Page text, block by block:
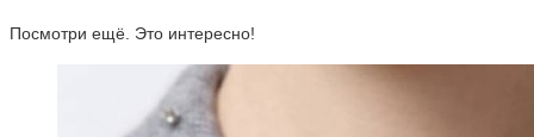
Посмотри ещё. Это интересно!